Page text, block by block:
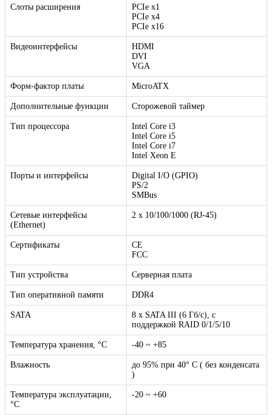
Слоты расширения
PCIe x1
PCIe x4
PCIe x16
Видеоинтерфейсы
HDMI
DVI
VGA
Форм-фактор платы MicroATX
Дополнительные функции Сторожевой таймер
Тип процессора
Intel Core i3
Intel Core i5
Intel Core i7
Intel Xeon E
Порты и интерфейсы
Digital I/O (GPIO)
PS/2
SMBus
Сетевые интерфейсы
(Ethernet)
2 x 10/100/1000 (RJ-45)
Сертификаты
CE
FCC
Тип устройства Серверная плата
Тип оперативной памяти DDR4
SATA
8 х SATA III (6 Гб/с), с
поддержкой RAID 0/1/5/10
Температура хранения, °C -40 ~ +85
Влажность
до 95% при 40° C ( без конденсата
)
Температура эксплуатации,
°C
-20 ~ +60